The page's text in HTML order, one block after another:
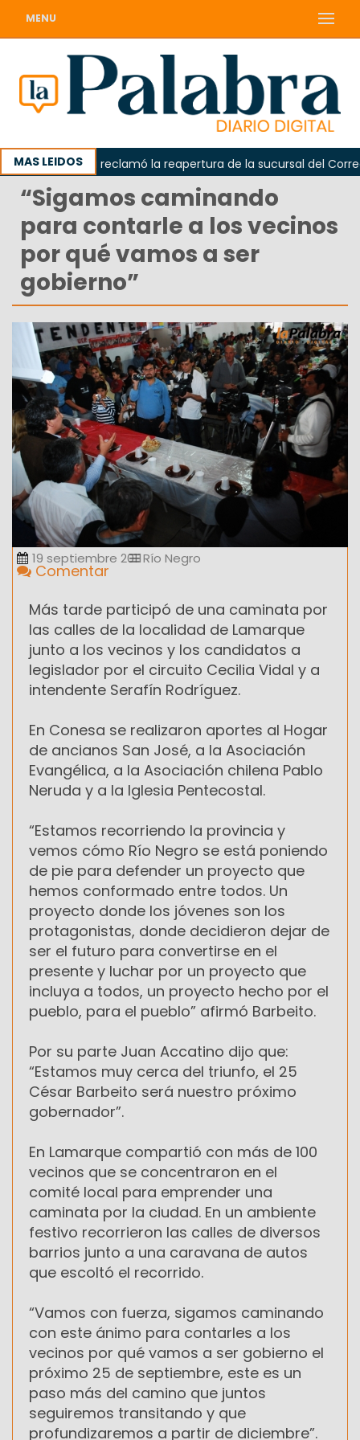
MENU
MAS LEIDOS
Odarda reclamó la reapertura de la sucursal del Correo
“Sigamos caminando
para contarle a los vecinos
por qué vamos a ser
gobierno”
19 septiembre 2011Río Negro
Comentar
Más tarde participó de una caminata por
las calles de la localidad de Lamarque
junto a los vecinos y los candidatos a
legislador por el circuito Cecilia Vidal y a
intendente Serafín Rodríguez.
En Conesa se realizaron aportes al Hogar
de ancianos San José, a la Asociación
Evangélica, a la Asociación chilena Pablo
Neruda y a la Iglesia Pentecostal.
“Estamos recorriendo la provincia y
vemos cómo Río Negro se está poniendo
de pie para defender un proyecto que
hemos conformado entre todos. Un
proyecto donde los jóvenes son los
protagonistas, donde decidieron dejar de
ser el futuro para convertirse en el
presente y luchar por un proyecto que
incluya a todos, un proyecto hecho por el
pueblo, para el pueblo” afirmó Barbeito.
Por su parte Juan Accatino dijo que:
“Estamos muy cerca del triunfo, el 25
César Barbeito será nuestro próximo
gobernador”.
En Lamarque compartió con más de 100
vecinos que se concentraron en el
comité local para emprender una
caminata por la ciudad. En un ambiente
festivo recorrieron las calles de diversos
barrios junto a una caravana de autos
que escoltó el recorrido.
“Vamos con fuerza, sigamos caminando
con este ánimo para contarles a los
vecinos por qué vamos a ser gobierno el
próximo 25 de septiembre, este es un
paso más del camino que juntos
seguiremos transitando y que
profundizaremos a partir de diciembre”.